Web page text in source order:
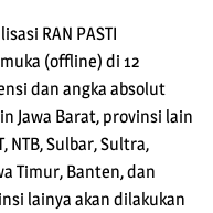
RAN PASTI
(offline) di 12
dan angka absolut
Jawa Barat, provinsi lain
Sulbar, Sultra,
Timur, Banten, dan
lainya akan dilakukan